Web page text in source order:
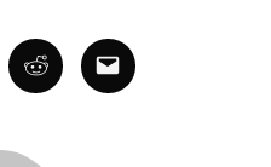
RedditEmail